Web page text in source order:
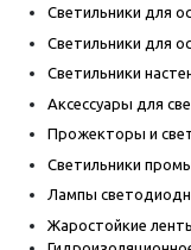
Светильники для
Светильники для
Светильники
Аксессуары для
Прожекторы и
Светильники
Лампы
Жаростойкие